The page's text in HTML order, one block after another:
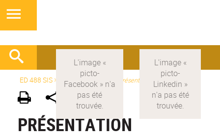
ED 488 SIS> Version française Présentation
PRÉSENTATION